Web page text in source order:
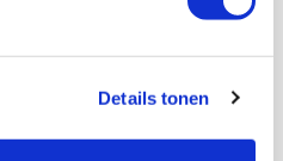
Details tonen